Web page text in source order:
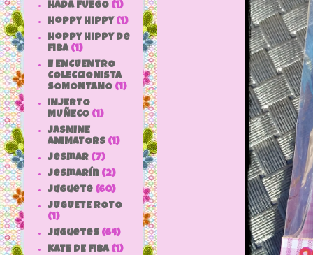
HADA FUEGO (1)
hoppy hippy (1)
hoppy hippy de
fiba (1)
II ENCUENTRO
COLECCIONISTA
SOMONTANO (1)
INJERTO
MUÑECO (1)
JASMINE
ANIMATORS (1)
jesmar (7)
jesmarín (2)
juguete (60)
JUGUETE ROTO
(1)
Juguetes (64)
KATE DE FIBA (1)